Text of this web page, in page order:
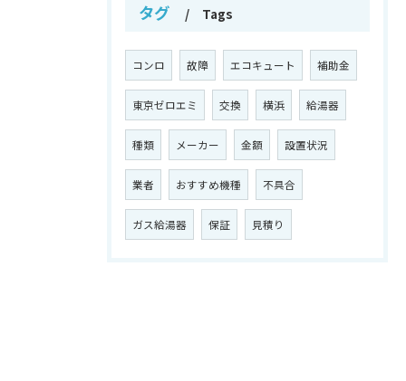
タグ Tags
コンロ 故障 エコキュート 補助金
東京ゼロエミ 交換 横浜 給湯器
種類 メーカー 金額 設置状況
業者 おすすめ機種 不具合
ガス給湯器 保証 見積り